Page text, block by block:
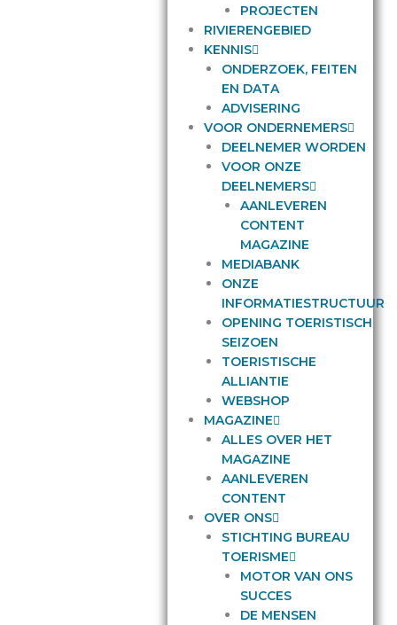
PROJECTEN
RIVIERENGEBIED
KENNIS
ONDERZOEK, FEITEN
EN DATA
ADVISERING
VOOR ONDERNEMERS
DEELNEMER WORDEN
VOOR ONZE
DEELNEMERS
AANLEVEREN
CONTENT
MAGAZINE
MEDIABANK
ONZE
INFORMATIESTRUCTUUR
OPENING TOERISTISCH
SEIZOEN
TOERISTISCHE
ALLIANTIE
WEBSHOP
MAGAZINE
ALLES OVER HET
MAGAZINE
AANLEVEREN
CONTENT
OVER ONS
STICHTING BUREAU
TOERISME
MOTOR VAN ONS
SUCCES
DE MENSEN